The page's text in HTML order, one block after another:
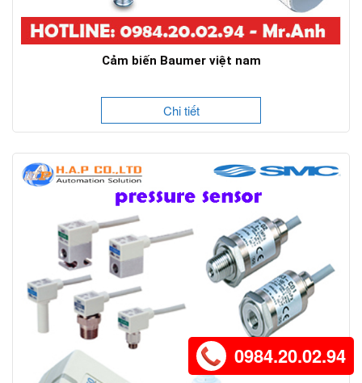
Cảm biến Baumer việt nam
Chi tiết
0984.20.02.94